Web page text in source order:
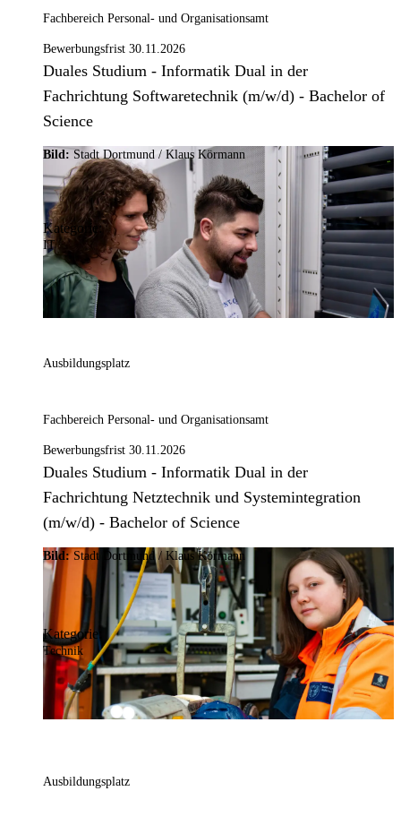
Fachbereich Personal- und Organisationsamt
Bewerbungsfrist 30.11.2026
Duales Studium - Informatik Dual in der
Fachrichtung Softwaretechnik (m/w/d) - Bachelor of
Science
Bild: Stadt Dortmund / Klaus Körmann
Kategorie:
IT
Ausbildungsplatz
Fachbereich Personal- und Organisationsamt
Bewerbungsfrist 30.11.2026
Duales Studium - Informatik Dual in der
Fachrichtung Netztechnik und Systemintegration
(m/w/d) - Bachelor of Science
Bild: Stadt Dortmund / Klaus Körmann
Kategorie:
Technik
Ausbildungsplatz